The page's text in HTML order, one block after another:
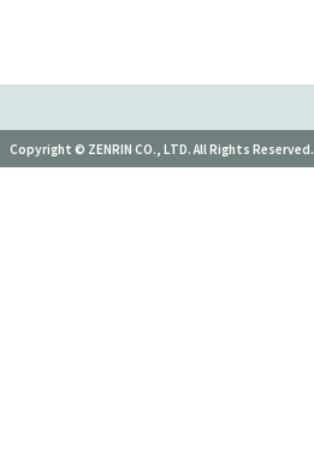
Copyright © ZENRIN CO., LTD. All Rights Reserved.